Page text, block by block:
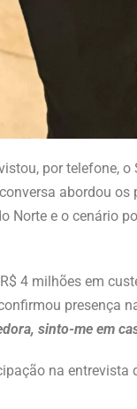
por telefone, o
abordou os
Norte e o cenário
4 milhões em
presença
sinto-me em
na entrevista